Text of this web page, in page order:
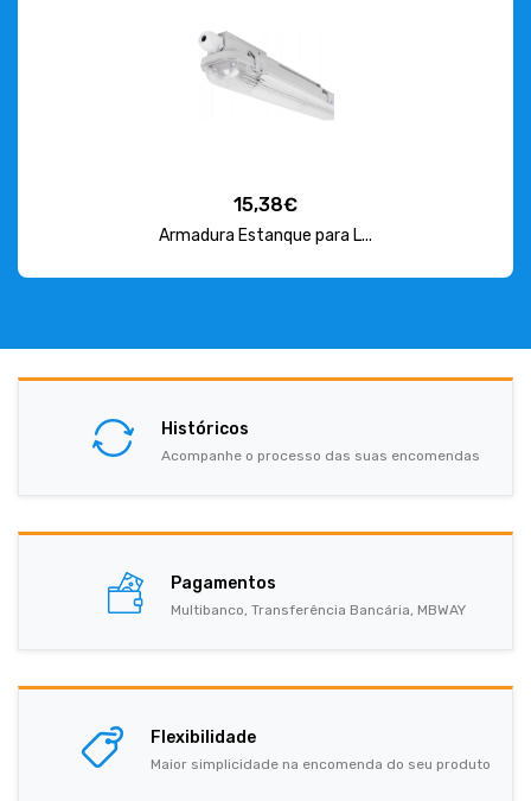
15,38€
Armadura Estanque para L...
Históricos
Acompanhe o processo das suas encomendas
Pagamentos
Multibanco, Transferência Bancária, MBWAY
Flexibilidade
Maior simplicidade na encomenda do seu produto